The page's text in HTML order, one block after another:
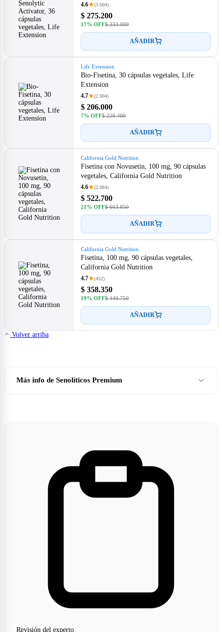
4.6 (3.004)
$ 275.200
17% OFF$ 333.000
AÑADIR
Life Extension
Bio-Fisetina, 30 cápsulas vegetales, Life
Extension
4.7 (2.004)
$ 206.000
7% OFF$ 220.400
AÑADIR
California Gold Nutrition
Fisetina con Novusetin, 100 mg, 90 cápsulas
vegetales, California Gold Nutrition
4.6 (2.084)
$ 522.700
21% OFF$ 663.850
AÑADIR
California Gold Nutrition
Fisetina, 100 mg, 90 cápsulas vegetales,
California Gold Nutrition
4.7 (452)
$ 358.350
19% OFF$ 440.750
AÑADIR
Volver arriba
Más info de Senolíticos Premium
Revisión del experto